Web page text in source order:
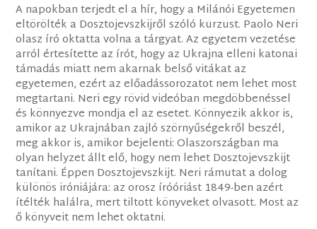
A napokban terjedt el a hír, hogy a Milánói Egyetemen
eltörölték a Dosztojevszkijről szóló kurzust. Paolo Neri
olasz író oktatta volna a tárgyat. Az egyetem vezetése
arról értesítette az írót, hogy az Ukrajna elleni katonai
támadás miatt nem akarnak belső vitákat az
egyetemen, ezért az előadássorozatot nem lehet most
megtartani. Neri egy rövid videóban megdöbbenéssel
és könnyezve mondja el az esetet. Könnyezik akkor is,
amikor az Ukrajnában zajló szörnyűségekről beszél,
meg akkor is, amikor bejelenti: Olaszországban ma
olyan helyzet állt elő, hogy nem lehet Dosztojevszkijt
tanítani. Éppen Dosztojevszkijt. Neri rámutat a dolog
különös iróniájára: az orosz íróóriást 1849-ben azért
ítélték halálra, mert tiltott könyveket olvasott. Most az
ő könyveit nem lehet oktatni.